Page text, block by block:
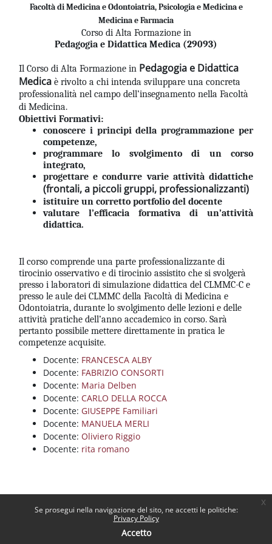
Vai al contenuto principale
Se prosegui nella navigazione del sito, ne accetti le politiche:
Privacy Policy
Accetto
x
Blocchi
Facoltà di Medicina e Odontoiatria, Psicologia e Medicina e
Medicina e Farmacia
Corso di Alta Formazione in
Pedagogia e Didattica Medica (29093)
Il Corso di Alta Formazione in Pedagogia e Didattica
Medica è rivolto a chi intenda sviluppare una concreta
professionalità nel campo dell’insegnamento nella Facoltà
di Medicina.
Obiettivi Formativi:
conoscere i principi della programmazione per
competenze,
programmare lo svolgimento di un corso
integrato,
progettare e condurre varie attività didattiche
(frontali, a piccoli gruppi, professionalizzanti)
istituire un corretto portfolio del docente
valutare l’efficacia formativa di un’attività
didattica.
Il corso comprende una parte professionalizzante di
tirocinio osservativo e di tirocinio assistito che si svolgerà
presso i laboratori di simulazione didattica del CLMMC-C e
presso le aule dei CLMMC della Facoltà di Medicina e
Odontoiatria, durante lo svolgimento delle lezioni e delle
attività pratiche dell’anno accademico in corso. Sarà
pertanto possibile mettere direttamente in pratica le
competenze acquisite.
Docente: FRANCESCA ALBY
Docente: FABRIZIO CONSORTI
Docente: Maria Delben
Docente: CARLO DELLA ROCCA
Docente: GIUSEPPE Familiari
Docente: MANUELA MERLI
Docente: Oliviero Riggio
Docente: rita romano